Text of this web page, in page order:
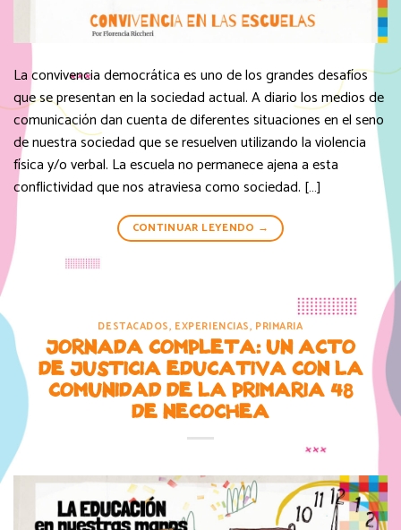
La convivencia democrática es uno de los grandes desafíos
que se presentan en la sociedad actual. A diario los medios de
comunicación dan cuenta de diferentes situaciones en el seno
de nuestra sociedad que se resuelven utilizando la violencia
física y/o verbal. La escuela no permanece ajena a esta
conflictividad que nos atraviesa como sociedad. […]
CONTINUAR LEYENDO →
DESTACADOS, EXPERIENCIAS, PRIMARIA
JORNADA COMPLETA: UN ACTO
DE JUSTICIA EDUCATIVA CON LA
COMUNIDAD DE LA PRIMARIA 48
DE NECOCHEA